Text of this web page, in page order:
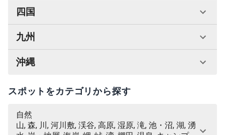
四国
九州
沖縄
スポットをカテゴリから探す
自然
山, 森, 川, 河川敷, 渓谷, 高原, 湿原, 滝, 池・沼, 湖, 湧